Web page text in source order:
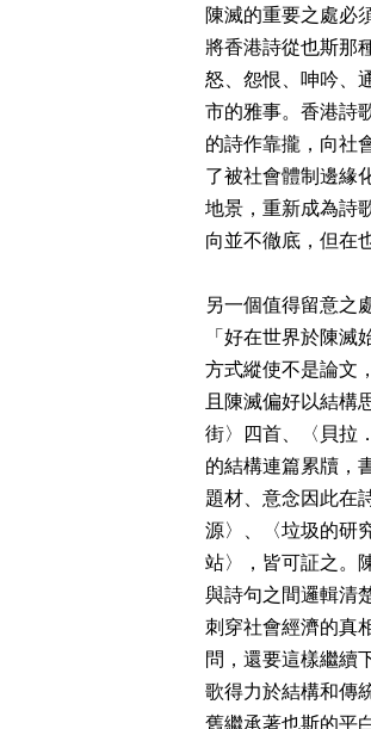
陳滅的重要之處必
將香港詩從也斯那
怒、怨恨、呻吟、
市的雅事。香港詩
的詩作靠攏，向社
了被社會體制邊緣
地景，重新成為詩
向並不徹底，但在
另一個值得留意之
「好在世界於陳
方式縱使不是論文
且陳滅偏好以結構
街〉四首、〈貝拉
的結構連篇累牘，
題材、意念因此在
源〉、〈垃圾的研
站〉，皆可証之。
與詩句之間邏輯清
刺穿社會經濟的真
問，還要這樣繼續
歌得力於結構和傳
舊繼承著也斯的平